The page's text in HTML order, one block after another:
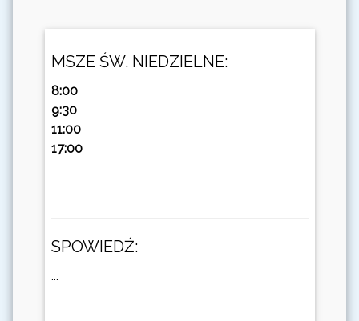
MSZE ŚW. NIEDZIELNE:
8:00
9:30
11:00
17:00
SPOWIEDŹ:
...